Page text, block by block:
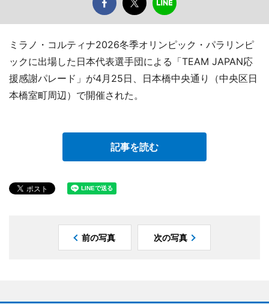
ミラノ・コルティナ2026冬季オリンピック・パラリンピ
ックに出場した日本代表選手団による「TEAM JAPAN応
援感謝パレード」が4月25日、日本橋中央通り（中央区日
本橋室町周辺）で開催された。
記事を読む
前の写真 次の写真